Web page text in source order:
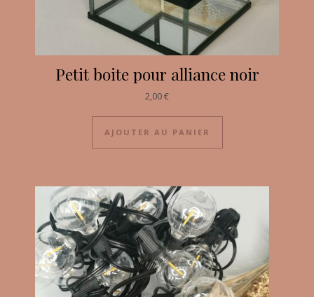
Petit boite pour alliance noir
2,00€
AJOUTER AU PANIER